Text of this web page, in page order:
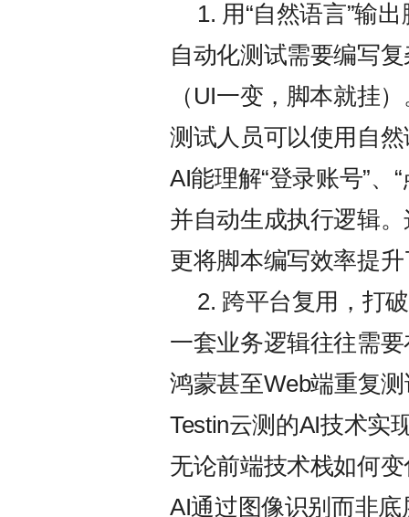
1. 用“自然语言”输
自动化测试需要编写
（UI一变，脚本就挂
测试人员可以使用自
AI能理解“登录账号”、
并自动生成执行逻辑
更将脚本编写效率提
2. 跨平台复用，打
一套业务逻辑往往需
鸿蒙甚至Web端重复
Testin云测的AI技术实
无论前端技术栈如何
AI通过图像识别而非